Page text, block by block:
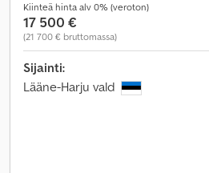
Kiinteä hinta alv 0% (veroton)
17 500 €
(21 700 € bruttomassa)
Sijainti:
Lääne-Harju vald